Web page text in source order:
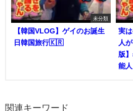
未分類
【韓国VLOG】ゲイのお誕生
日韓国旅行🇰🇷
実
人
版
能人
関連キーワード